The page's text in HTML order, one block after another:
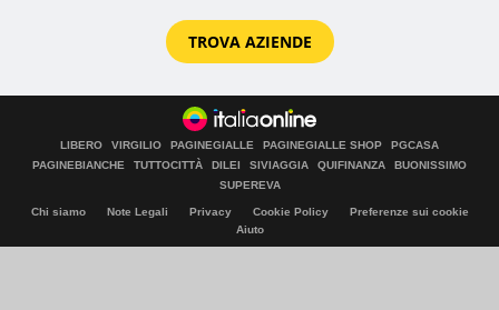
TROVA AZIENDE
LIBERO VIRGILIO PAGINEGIALLE PAGINEGIALLE SHOP
PGCASA
PAGINEBIANCHE
TUTTOCITTÀ DILEI SIVIAGGIA QUIFINANZA
BUONISSIMO
SUPEREVA
Chi siamo Note Legali Privacy Cookie Policy
Preferenze sui cookie
Aiuto